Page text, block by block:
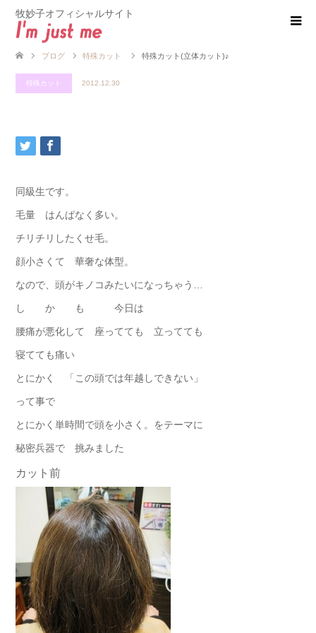
牧妙子オフィシャルサイト
ブログ 特殊カット 特殊カット(立体カット)♪
特殊カット 2012.12.30
同級生です。
毛量 はんぱなく多い。
チリチリしたくせ毛。
顔小さくて 華奢な体型。
なので、頭がキノコみたいになっちゃう…
し か も 今日は
腰痛が悪化して 座ってても 立ってても
寝てても痛い
とにかく 「この頭では年越しできない」
って事で
とにかく単時間で頭を小さく。をテーマに
秘密兵器で 挑みました
カット前